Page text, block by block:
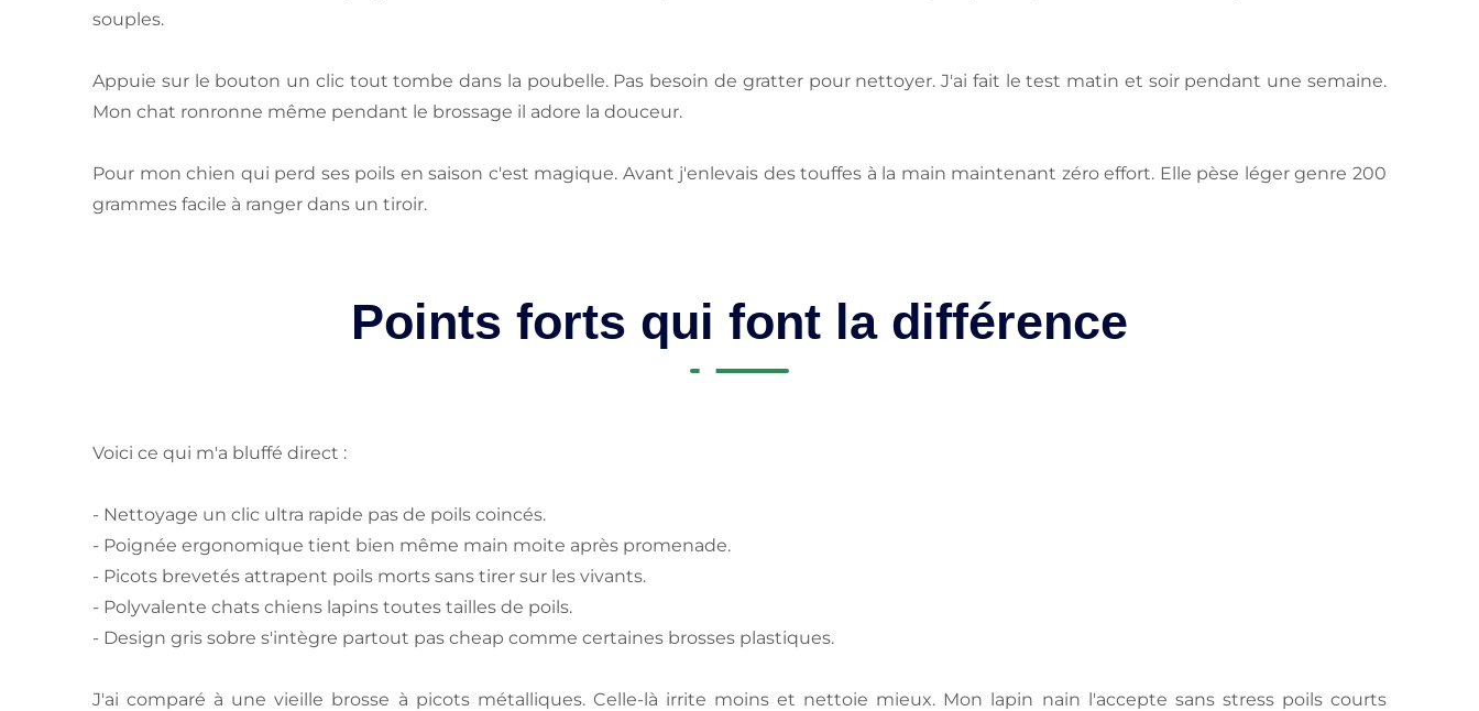
souples.
Appuie sur le bouton un clic tout tombe dans la poubelle. Pas besoin de gratter pour nettoyer. J'ai fait le test matin et soir pendant une semaine.
Mon chat ronronne même pendant le brossage il adore la douceur.
Pour mon chien qui perd ses poils en saison c'est magique. Avant j'enlevais des touffes à la main maintenant zéro effort. Elle pèse léger genre 200
grammes facile à ranger dans un tiroir.
Points forts qui font la différence
Voici ce qui m'a bluffé direct :
- Nettoyage un clic ultra rapide pas de poils coincés.
- Poignée ergonomique tient bien même main moite après promenade.
- Picots brevetés attrapent poils morts sans tirer sur les vivants.
- Polyvalente chats chiens lapins toutes tailles de poils.
- Design gris sobre s'intègre partout pas cheap comme certaines brosses plastiques.
J'ai comparé à une vieille brosse à picots métalliques. Celle-là irrite moins et nettoie mieux. Mon lapin nain l'accepte sans stress poils courts